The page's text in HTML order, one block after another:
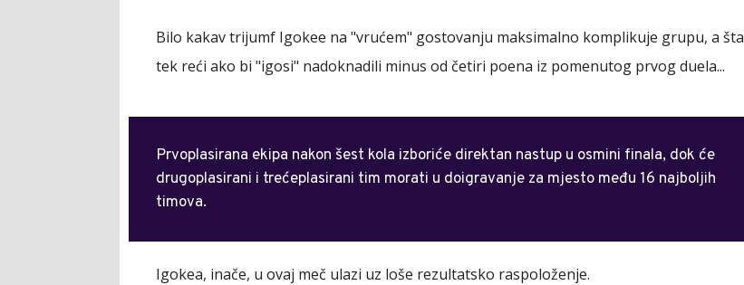
Bilo kakav trijumf Igokee na "vrućem" gostovanju maksimalno komplikuje grupu, a šta
tek reći ako bi "igosi" nadoknadili minus od četiri poena iz pomenutog prvog duela...
Prvoplasirana ekipa nakon šest kola izboriće direktan nastup u osmini finala, dok će
drugoplasirani i trećeplasirani tim morati u doigravanje za mjesto među 16 najboljih
timova.
Igokea, inače, u ovaj meč ulazi uz loše rezultatsko raspoloženje.